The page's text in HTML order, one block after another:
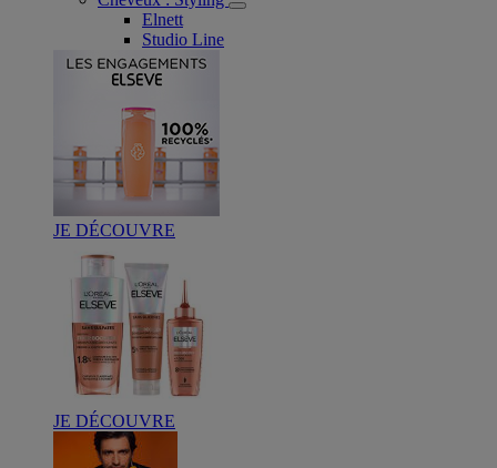
Elnett
Studio Line
JE DÉCOUVRE
JE DÉCOUVRE